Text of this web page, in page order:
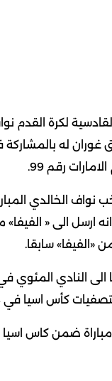
لكرة القدم
مدرب الازرق غوران له
رقم 99.
الخالدي
انه ارسل الى «
ان دخول نواف الخالدي ( مواليد 25 مايو
فبراير 2000 ( منذ 13 عاما ).